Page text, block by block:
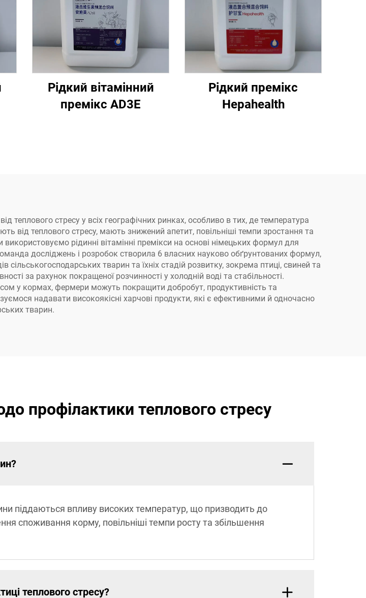
Рідкий вітамінний
премікс AD3E
Рідкий премікс
Hepahealth
теплового стресу у всіх географічних ринках, особливо в тих, де температура
від теплового стресу, мають знижений апетит, повільніші темпи зростання та
рідинні вітамінні премікси на основі німецьких формул для
досліджень і розробок створила 6 власних науково обґрунтованих формул,
тварин та їхніх стадій розвитку, зокрема птиці, свиней та
за рахунок покращеної розчинності у холодній воді та стабільності.
у кормах, фермери можуть покращити добробут, продуктивність та
надавати високоякісні харчові продукти, які є ефективними й одночасно
тварин.
профілактики теплового стресу
піддаються впливу високих температур, що призводить до
споживання корму, повільніші темпи росту та збільшення
теплового стресу?